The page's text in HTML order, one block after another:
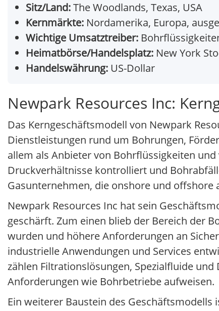
Sitz/Land:The Woodlands, Texas, USA
Kernmärkte: Nordamerika, Europa,
Wichtige Umsatztreiber:
Heimatbörse/Handelsplatz: New York
Handelswährung: US-Dollar
Newpark Resources Inc:
Das Kerngeschäftsmodell von Newpark
Dienstleistungen rund um Bohrungen,
allem als Anbieter von Bohrflüssigkeiten
Druckverhältnisse kontrolliert und
Gasunternehmen, die onshore und offshore
Newpark Resources Inc hat sein
geschärft. Zum einen blieb der Bereich der
wurden und höhere Anforderungen an
industrielle Anwendungen und Services
zählen Filtrationslösungen, Spezialfluide
Anforderungen wie Bohrbetriebe aufweisen.
Ein weiterer Baustein des